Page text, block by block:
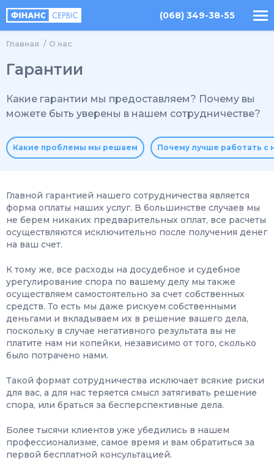
(068) 349-38-55
Главная О нас
Гарантии
Какие гарантии мы предоставляем? Почему вы
можете быть уверены в нашем сотрудничестве?
Какие проблемы мы решаем Почему лучше работать с
Главной гарантией нашего сотрудничества является
форма оплаты наших услуг. В большинстве случаев мы
не берем никаких предварительных оплат, все расчеты
осуществляются исключительно после получения денег
на ваш счет.
К тому же, все расходы на досудебное и судебное
урегулирование спора по вашему делу мы также
осуществляем самостоятельно за счет собственных
средств. То есть мы даже рискуем собственными
деньгами и вкладываем их в решение вашего дела,
поскольку в случае негативного результата вы не
платите нам ни копейки, независимо от того, сколько
было потрачено нами.
Такой формат сотрудничества исключает всякие риски
для вас, а для нас теряется смысл затягивать решение
спора, или браться за бесперспективные дела.
Более тысячи клиентов уже убедились в нашем
профессионализме, самое время и вам обратиться за
первой бесплатной консультацией.